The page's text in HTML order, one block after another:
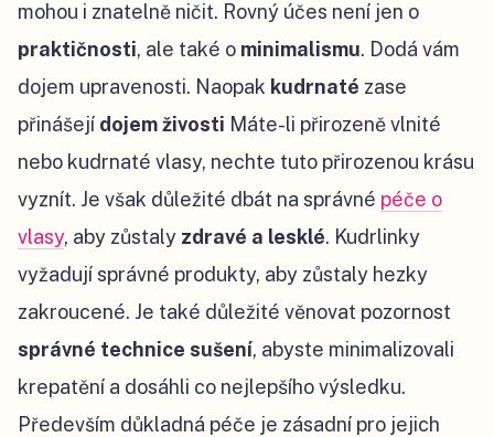
mohou i znatelně ničit. Rovný účes není jen o
praktičnosti, ale také o minimalismu. Dodá vám
dojem upravenosti. Naopak kudrnaté zase
přinášejí dojem živosti Máte-li přirozeně vlnité
nebo kudrnaté vlasy, nechte tuto přirozenou krásu
vyznít. Je však důležité dbát na správné péče o
vlasy, aby zůstaly zdravé a lesklé. Kudrlinky
vyžadují správné produkty, aby zůstaly hezky
zakroucené. Je také důležité věnovat pozornost
správné technice sušení, abyste minimalizovali
krepatění a dosáhli co nejlepšího výsledku.
Především důkladná péče je zásadní pro jejich